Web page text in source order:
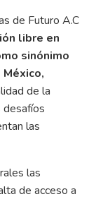
de Futuro A.C
libre en
sinónimo
de la
desafíos
las
las
de acceso a